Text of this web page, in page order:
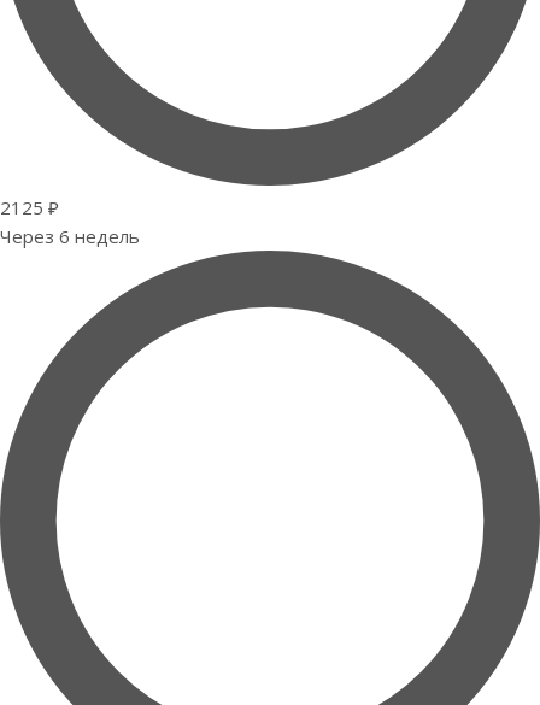
2125 ₽
Через 6 недель